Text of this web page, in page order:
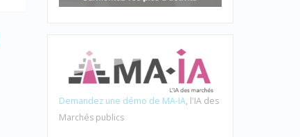
Demandez une démo de MA-IA, l'IA des
Marchés publics